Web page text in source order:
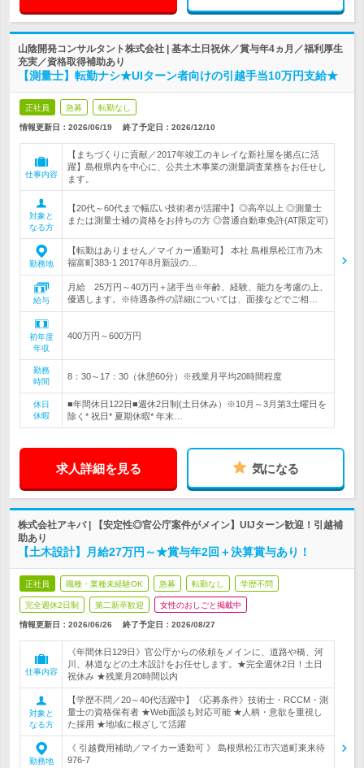
山陰開発コンサルタント株式会社 | 基本土日祝休／賞与年4ヵ月／福利厚生
充実／資格取得補助あり
【測量士】転勤ナシ★UIターン者向けの引越手当10万円支給★
正社員 急募 転勤なし
情報更新日：2026/06/19 終了予定日： 2026/12/10
仕事内容
【まちづくりに貢献／2017年竣工のキレイな新社屋を拠点に活
躍】島根県内を中心に、公共土木事業の測量調査業務をお任せし
ます。
対象と
なる方
【20代～60代まで幅広い技術者が活躍中】◎高卒以上 ◎測量士
または測量士補の資格をお持ちの方 ◎普通自動車免許(AT限定可)
勤務地
【転勤はありません／マイカー通勤可】 本社 島根県松江市乃木
福富町383-1 2017年8月新設の…
給与
月給 25万円～40万円＋諸手当※年齢、経験、能力を考慮の上、
優遇します。※待遇条件の詳細については、面接などでご相…
初年度
年収
400万円～600万円
勤務
時間
8：30～17：30（休憩60分）※残業月平均20時間程度
休日
休暇
■年間休日122日■週休2日制(土日休み）※10月～3月第3土曜日を
除く* 祝日* 夏期休暇* 年末…
求人詳細を見る 気になる
株式会社アキバ | 【安定性◎官公庁案件がメイン】UIJターン歓迎！引越補
助あり
【土木設計】月給27万円～★賞与年2回＋決算賞与あり！
正社員 職種・業種未経験OK 急募 転勤なし 学歴不問
完全週休2日制 第二新卒歓迎 女性のおしごと掲載中
情報更新日：2026/06/26 終了予定日： 2026/08/27
仕事内容
《年間休日129日》官公庁からの依頼をメインに、道路や橋、河
川、林道などの土木設計をお任せします。★完全週休2日！土日
祝休み ★残業月20時間以内
対象と
なる方
【学歴不問／20～40代活躍中】《応募条件》技術士・RCCM・測
量士の資格保有者 ★Web面談も対応可能 ★人柄・意欲を重視し
た採用 ★地域に根ざして活躍
勤務地
《 引越費用補助／マイカー通勤可 》 島根県松江市宍道町東来待
976-7